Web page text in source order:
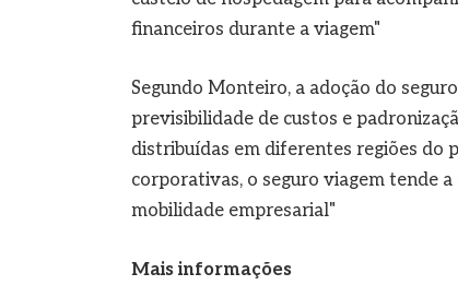
financeiros durante a viagem"
Segundo Monteiro, a adoção do
previsibilidade de custos e
distribuídas em diferentes regiões do
corporativas, o seguro viagem tende
mobilidade empresarial"
Mais informações